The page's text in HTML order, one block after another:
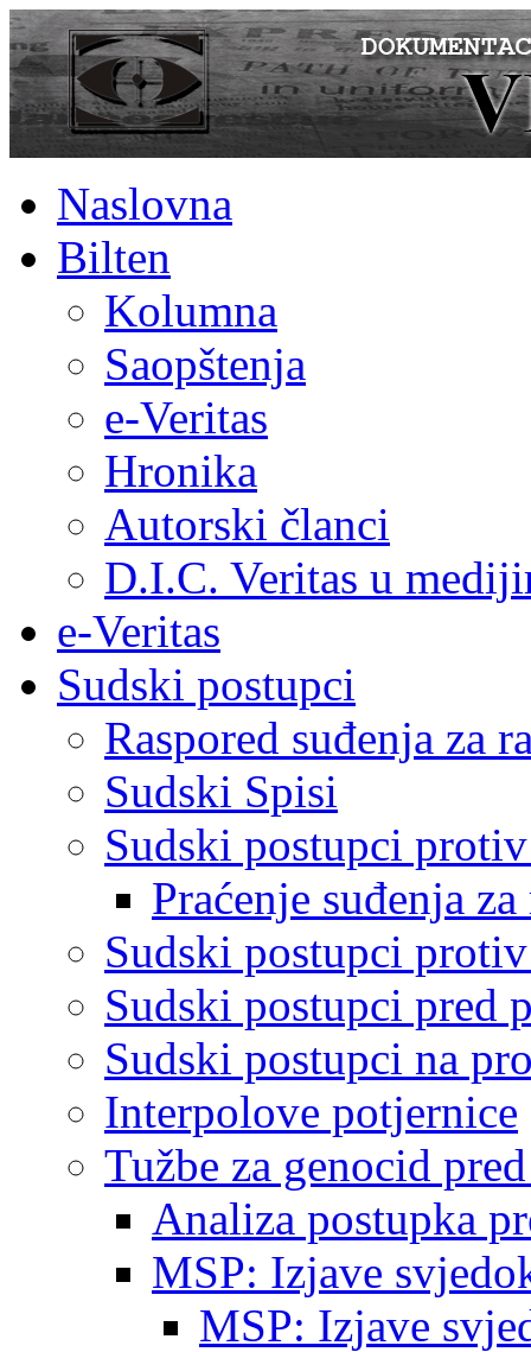
Naslovna
Bilten
Kolumna
Saopštenja
e-Veritas
Hronika
Autorski članci
D.I.C. Veritas u
e-Veritas
Sudski postupci
Raspored suđenja za
Sudski Spisi
Sudski postupci
Praćenje suđenja
Sudski postupci
Sudski postupci pred
Sudski postupci na
Interpolove potjernice
Tužbe za genocid
Analiza postupka
MSP: Izjave
MSP: Izjave